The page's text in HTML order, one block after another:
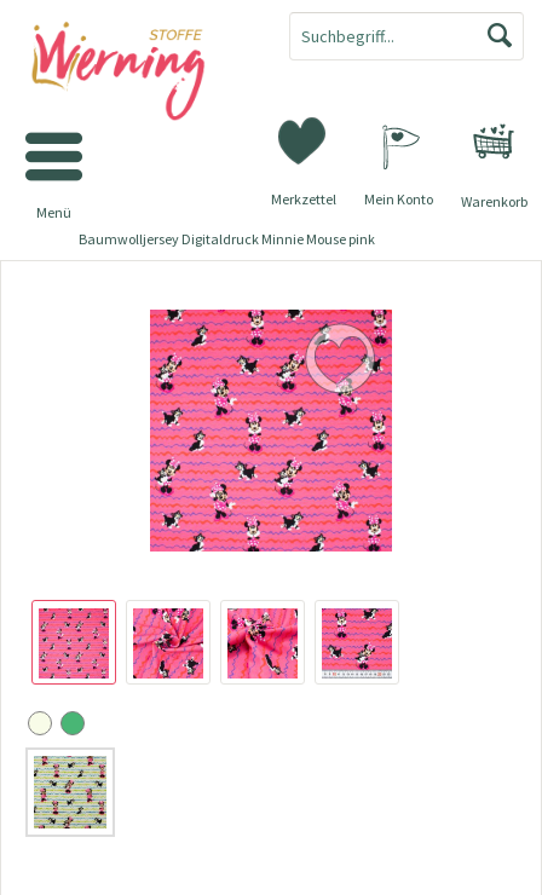
Warenkorb
Merkzettel Mein Konto
Menü
Baumwolljersey Digitaldruck Minnie Mouse pink